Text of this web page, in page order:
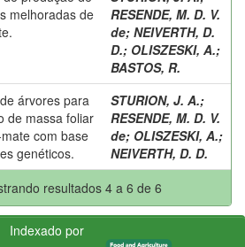
melhoradas de
RESENDE, M. D. V.
de; NEIVERTH, D.
D.; OLISZESKI, A.;
BASTOS, R.
árvores para
de massa foliar
com base
genéticos.
STURION, J. A.;
RESENDE, M. D. V.
de; OLISZESKI, A.;
NEIVERTH, D. D.
resultados 4 a 6 de 6
Indexado por